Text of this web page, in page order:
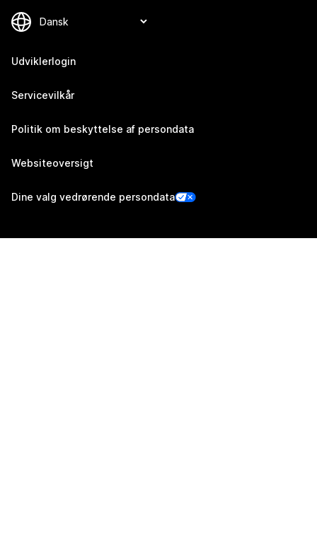
Udviklerlogin
Servicevilkår
Politik om beskyttelse af persondata
Websiteoversigt
Dine valg vedrørende persondata